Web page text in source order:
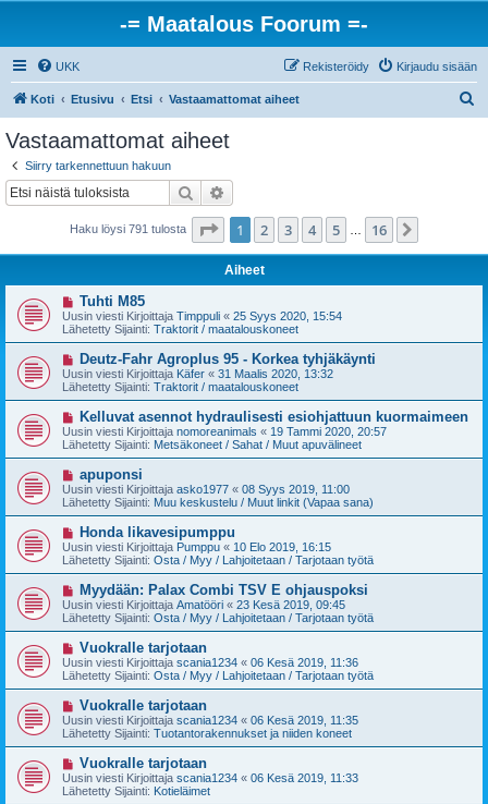
-= Maatalous Foorum =-
UKK Kirjaudu sisään
Rekisteröidy
Koti Etusivu Etsi Vastaamattomat aiheet
Vastaamattomat aiheet
Siirry tarkennettuun hakuun
Etsi
Haku löysi 791 tulosta Sivu /16
1 2 3 4 5 16
Aiheet
U
u
s
i
v
e
s
t
Tuhti M85
Uusin viesti Kirjoittaja Timppuli « 25 Syys 2020, 15:54
Lähetetty Sijainti: Traktorit / maatalouskoneet
U
u
s
i
v
e
s
t
Deutz-Fahr Agroplus 95 - Korkea tyhjäkäynti
Uusin viesti Kirjoittaja Käfer « 31 Maalis 2020, 13:32
Lähetetty Sijainti: Traktorit / maatalouskoneet
U
u
s
i
e
s
t
Kelluvat asennot hydraulisesti esiohjattuun kuormaimeen
Uusin viesti Kirjoittaja nomoreanimals « 19 Tammi 2020, 20:57
Lähetetty Sijainti: Metsäkoneet / Sahat / Muut apuvälineet
U
u
s
i
v
e
s
t
apuponsi
Uusin viesti Kirjoittaja asko1977 « 08 Syys 2019, 11:00
Lähetetty Sijainti: Muu keskustelu / Muut linkit (Vapaa sana)
U
u
s
i
v
e
s
t
Honda likavesipumppu
Uusin viesti Kirjoittaja Pumppu « 10 Elo 2019, 16:15
Lähetetty Sijainti: Osta / Myy / Lahjoitetaan / Tarjotaan työtä
U
u
s
i
v
e
s
t
Myydään: Palax Combi TSV E ohjauspoksi
Uusin viesti Kirjoittaja Amatööri « 23 Kesä 2019, 09:45
Lähetetty Sijainti: Osta / Myy / Lahjoitetaan / Tarjotaan työtä
U
u
s
i
v
e
s
t
Vuokralle tarjotaan
Uusin viesti Kirjoittaja scania1234 « 06 Kesä 2019, 11:36
Lähetetty Sijainti: Osta / Myy / Lahjoitetaan / Tarjotaan työtä
U
u
s
i
v
e
s
Vuokralle tarjotaan
Uusin viesti Kirjoittaja scania1234 « 06 Kesä 2019, 11:35
Lähetetty Sijainti: Tuotantorakennukset ja niiden koneet
U
u
s
i
Vuokralle tarjotaan
Uusin viesti Kirjoittaja scania1234 « 06 Kesä 2019, 11:33
Lähetetty Sijainti: Kotieläimet